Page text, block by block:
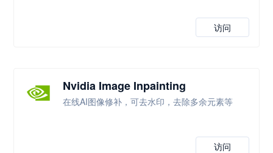
访问
Nvidia Image Inpainting
在线AI图像修补，可去水印，去除多余元素等
访问